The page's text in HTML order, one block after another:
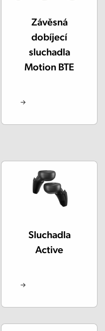
Závěsná
dobíjecí
sluchadla
Motion BTE
Sluchadla
Active